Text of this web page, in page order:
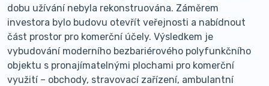
dobu užívání nebyla rekonstruována. Záměrem
investora bylo budovu otevřít veřejnosti a nabídnout
část prostor pro komerční účely. Výsledkem je
vybudování moderního bezbariérového polyfunkčního
objektu s pronajímatelnými plochami pro komerční
využití – obchody, stravovací zařízení, ambulantní